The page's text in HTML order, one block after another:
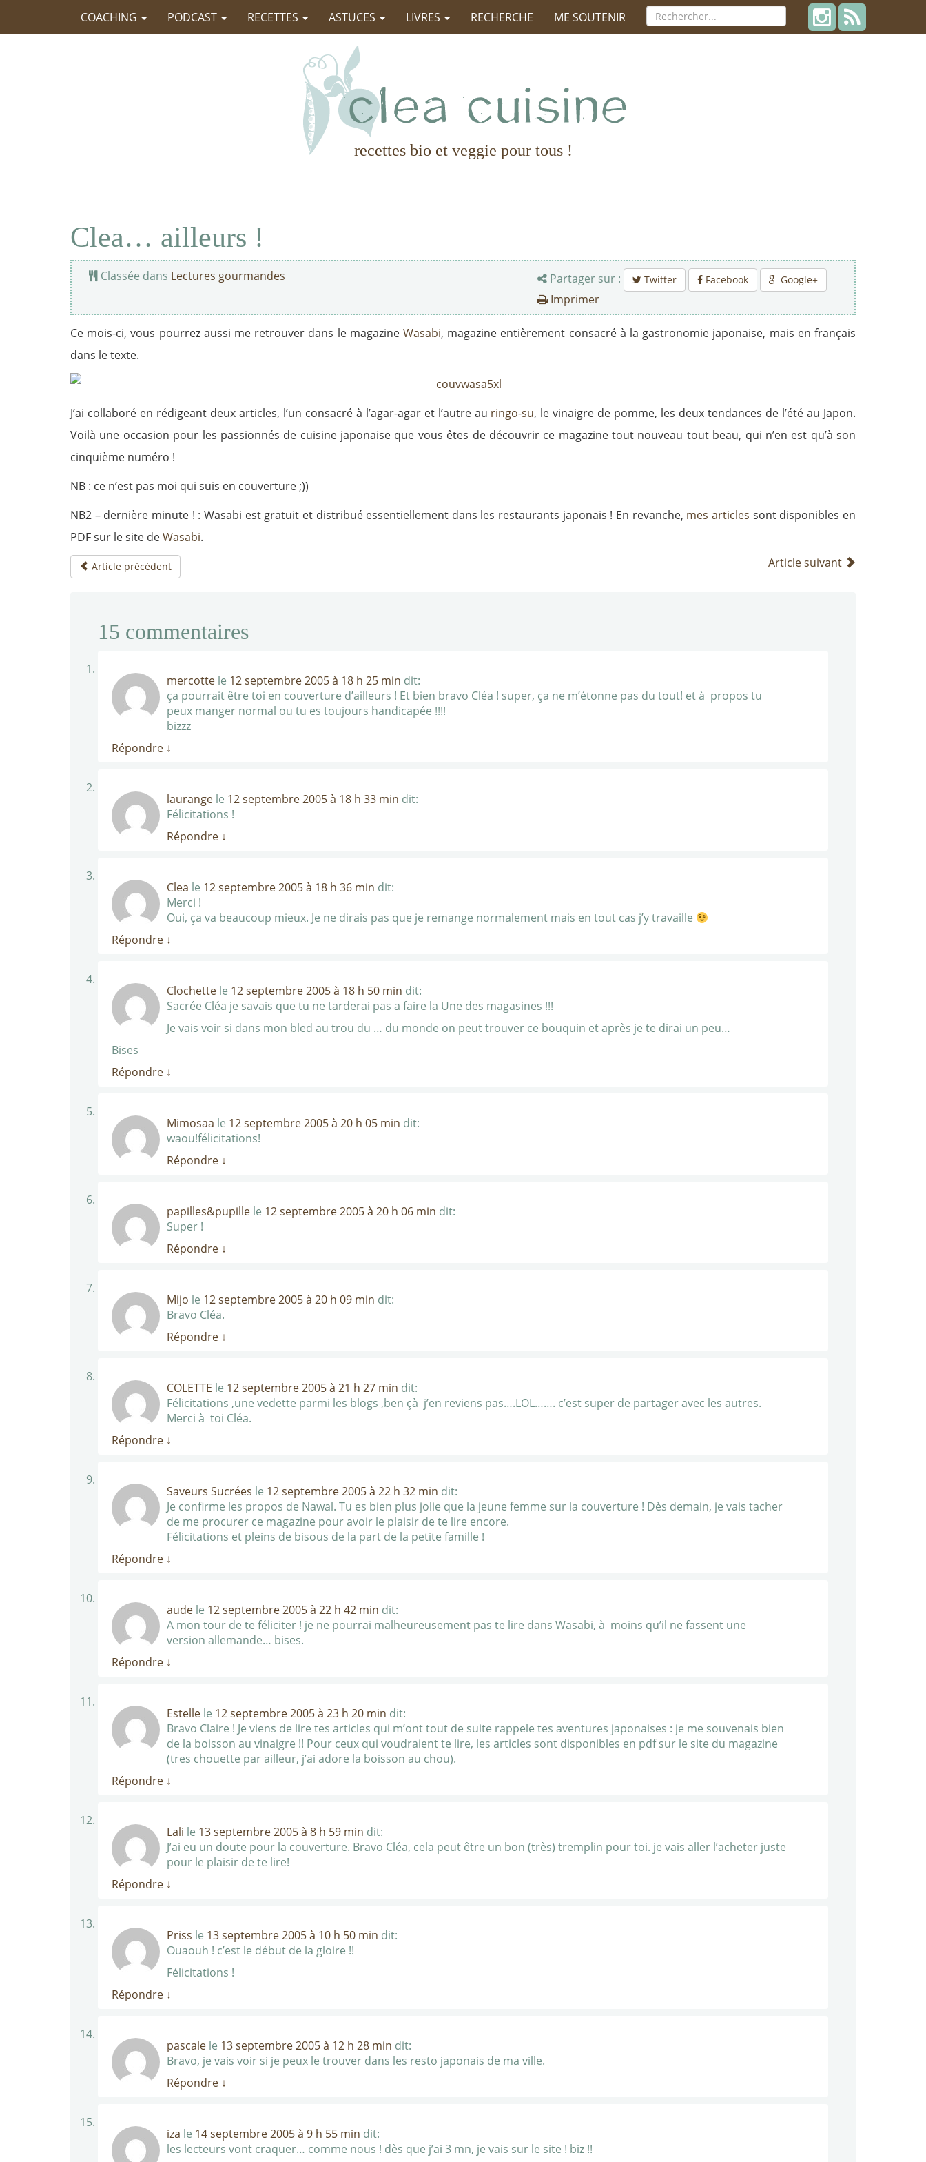
COACHING PODCAST RECETTES ASTUCES LIVRES RECHERCHE ME SOUTENIR
recettes bio et veggie pour tous !
Clea… ailleurs !
Classée dans Lectures gourmandes Partager sur : Twitter Facebook Google+
Imprimer
Ce mois-ci, vous pourrez aussi me retrouver dans le magazine Wasabi, magazine entièrement consacré à la gastronomie japonaise, mais en français
dans le texte.
J’ai collaboré en rédigeant deux articles, l’un consacré à l’agar-agar et l’autre au ringo-su, le vinaigre de pomme, les deux tendances de l’été au Japon.
Voilà une occasion pour les passionnés de cuisine japonaise que vous êtes de découvrir ce magazine tout nouveau tout beau, qui n’en est qu’à son
cinquième numéro !
NB : ce n’est pas moi qui suis en couverture ;))
NB2 – dernière minute ! : Wasabi est gratuit et distribué essentiellement dans les restaurants japonais ! En revanche, mes articles sont disponibles en
PDF sur le site deWasabi.
Article précédent Article suivant
15 commentaires
mercotte le 12 septembre 2005 à 18 h 25 min dit:
ça pourrait être toi en couverture d’ailleurs ! Et bien bravo Cléa ! super, ça ne m’étonne pas du tout! et à propos tu
peux manger normal ou tu es toujours handicapée !!!!
bizzz
Répondre ↓
laurange le 12 septembre 2005 à 18 h 33 min dit:
Félicitations !
Répondre ↓
Clea le 12 septembre 2005 à 18 h 36 min dit:
Merci !
Oui, ça va beaucoup mieux. Je ne dirais pas que je remange normalement mais en tout cas j’y travaille
Répondre ↓
Clochette le 12 septembre 2005 à 18 h 50 min dit:
Sacrée Cléa je savais que tu ne tarderai pas a faire la Une des magasines !!!
Je vais voir si dans mon bled au trou du … du monde on peut trouver ce bouquin et après je te dirai un peu…
Bises
Répondre ↓
Mimosaa le 12 septembre 2005 à 20 h 05 min dit:
waou!félicitations!
Répondre ↓
papilles&pupille le 12 septembre 2005 à 20 h 06 min dit:
Super !
Répondre ↓
Mijo le 12 septembre 2005 à 20 h 09 min dit:
Bravo Cléa.
Répondre ↓
COLETTE le 12 septembre 2005 à 21 h 27 min dit:
Félicitations ,une vedette parmi les blogs ,ben çà j’en reviens pas….LOL……. c’est super de partager avec les autres.
Merci à toi Cléa.
Répondre ↓
Saveurs Sucrées le 12 septembre 2005 à 22 h 32 min dit:
Je confirme les propos de Nawal. Tu es bien plus jolie que la jeune femme sur la couverture ! Dès demain, je vais tacher
de me procurer ce magazine pour avoir le plaisir de te lire encore.
Félicitations et pleins de bisous de la part de la petite famille !
Répondre ↓
aude le 12 septembre 2005 à 22 h 42 min dit:
A mon tour de te féliciter ! je ne pourrai malheureusement pas te lire dans Wasabi, à moins qu’il ne fassent une
version allemande… bises.
Répondre ↓
Estelle le 12 septembre 2005 à 23 h 20 min dit:
Bravo Claire ! Je viens de lire tes articles qui m’ont tout de suite rappele tes aventures japonaises : je me souvenais bien
de la boisson au vinaigre !! Pour ceux qui voudraient te lire, les articles sont disponibles en pdf sur le site du magazine
(tres chouette par ailleur, j’ai adore la boisson au chou).
Répondre ↓
Lali le 13 septembre 2005 à 8 h 59 min dit:
J’ai eu un doute pour la couverture. Bravo Cléa, cela peut être un bon (très) tremplin pour toi. je vais aller l’acheter juste
pour le plaisir de te lire!
Répondre ↓
Priss le 13 septembre 2005 à 10 h 50 min dit:
Ouaouh ! c’est le début de la gloire !!
Félicitations !
Répondre ↓
pascale le 13 septembre 2005 à 12 h 28 min dit:
Bravo, je vais voir si je peux le trouver dans les resto japonais de ma ville.
Répondre ↓
iza le 14 septembre 2005 à 9 h 55 min dit:
les lecteurs vont craquer… comme nous ! dès que j’ai 3 mn, je vais sur le site ! biz !!